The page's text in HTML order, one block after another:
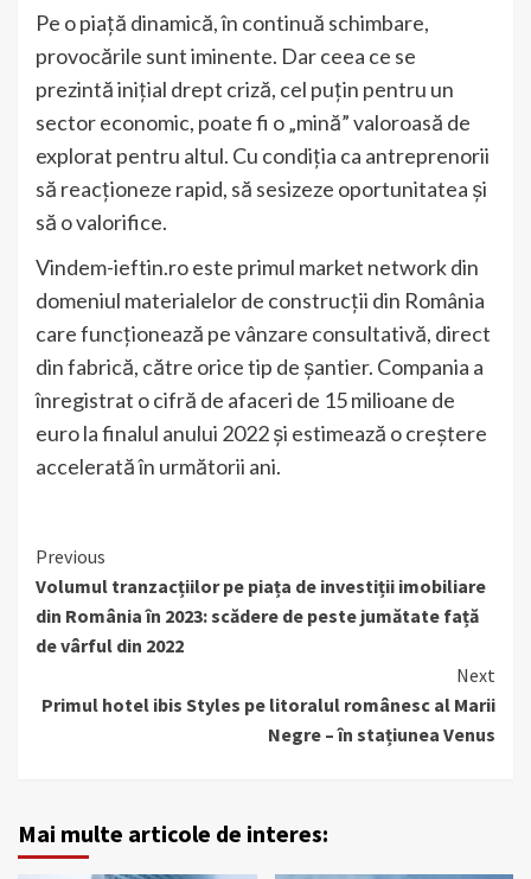
Pe o piață dinamică, în continuă schimbare,
provocările sunt iminente. Dar ceea ce se
prezintă inițial drept criză, cel puțin pentru un
sector economic, poate fi o „mină” valoroasă de
explorat pentru altul. Cu condiția ca antreprenorii
să reacționeze rapid, să sesizeze oportunitatea și
să o valorifice.
Vindem-ieftin.ro este primul market network din
domeniul materialelor de construcții din România
care funcționează pe vânzare consultativă, direct
din fabrică, către orice tip de șantier. Compania a
înregistrat o cifră de afaceri de 15 milioane de
euro la finalul anului 2022 și estimează o creștere
accelerată în următorii ani.
Continue
Reading
Previous
Volumul tranzacțiilor pe piața de investiții imobiliare
din România în 2023: scădere de peste jumătate față
de vârful din 2022
Next
Primul hotel ibis Styles pe litoralul românesc al Marii
Negre – în stațiunea Venus
Mai multe articole de interes: